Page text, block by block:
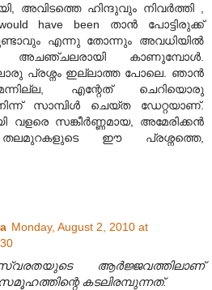
അവിടത്തെ ഹിന്ദുവും നിവര്‍ത്തി ,
have been താന്‍ പോട്ടിരുക്ക്
എന്നു തോന്നും അവധിയില്‍
അചഞ്ചലരായി കാണുമ്പോള്‍.
പ്രശ്നം ഇല്ലാത്ത പോലെ. ഞാന്‍
എന്റേത് ചെറിയൊരു
സാമ്പിള്‍ ചെയ്ത ഡേറ്റയാണ്.
വളരെ സങ്കീര്‍ണ്ണമായ, അമേരിക്കന്‍
തലമുറകളുടെ ഈ പ്രശ്നത്തെ,
Monday, August 2, 2010 at
ആർജ്ജവത്തിലാണ്
കടലിരമ്പുന്നത്.